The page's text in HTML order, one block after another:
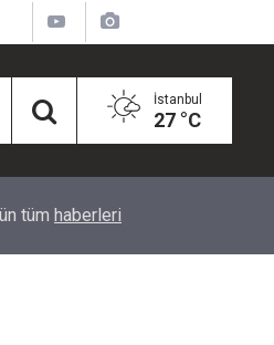
İstanbul
27 °C
Kadınlar İçin Olay Teklif:
tüm haberleri